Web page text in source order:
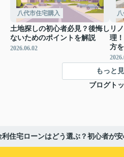
八代市住宅購入
土地探しの初心者必見？後悔し
ないためのポイントを解説
2026.06.02
リ
理
方
もっと
ブログト
利住宅ローンはどう選ぶ？初心者が